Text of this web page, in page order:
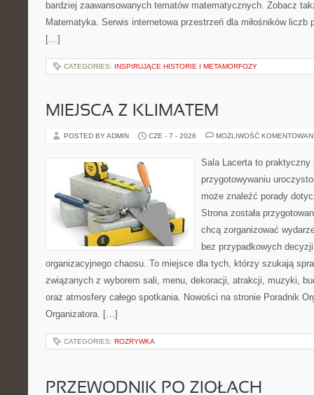
bardziej zaawansowanych tematów matematycznych. Zobacz
Matematyka. Serwis internetowa przestrzeń dla miłośników liczb
[…]
CATEGORIES: INSPIRUJĄCE HISTORIE I METAMORFOZY
MIEJSCA Z KLIMATEM
POSTED BY ADMIN CZE - 7 - 2026 MOŻLIWOŚĆ
Sala Lacerta to praktyczny
przygotowywaniu
może znaleźć porady
Strona została
chcą zorganizować
bez przypadkowych
organizacyjnego chaosu. To miejsce dla tych, którzy szukają
związanych z wyborem sali, menu, dekoracji, atrakcji, muzyki,
oraz atmosfery całego spotkania. Nowości na stronie Poradnik
Organizatora. […]
CATEGORIES: ROZRYWKA
PRZEWODNIK PO ZIOŁACH